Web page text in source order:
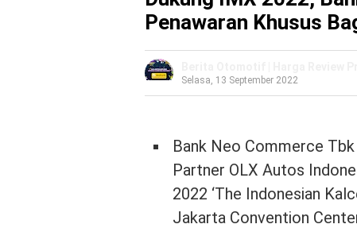
Penawaran Khusus
Selasa, 13 September 2022
Bank Neo Commerce
Partner OLX Autos
2022 ‘The Indonesian
Jakarta Convention